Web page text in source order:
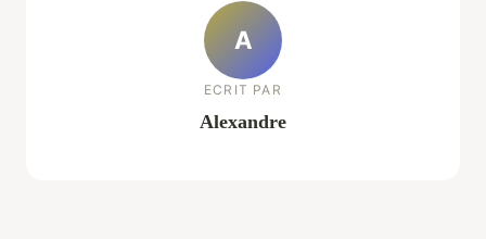
A
ECRIT PAR
Alexandre